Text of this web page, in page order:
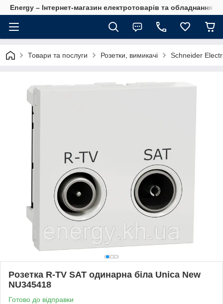
Energy – Інтернет-магазин електротоварів та обладнання
Товари та послуги Розетки, вимикачі Schneider
Розетка R-TV SAT одинарна біла Unica New
NU345418
Готово до відправки